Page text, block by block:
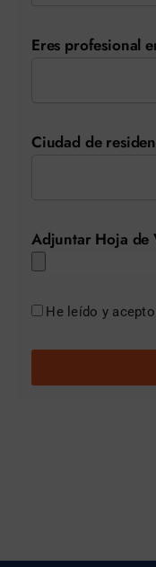
Eres profesional
Ciudad de
Adjuntar Hoja de
He leído y